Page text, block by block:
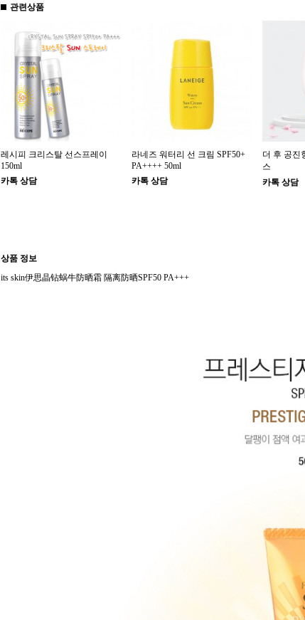
관련상품
레시피 크리스탈 선스프레이
150ml
카톡 상담
라네즈 워터리 선 크림 SPF50+
PA++++ 50ml
카톡 상담
더 후 공진
스
카톡 상담
상품 정보
its skin伊思晶钻蜗牛防晒霜 隔离防晒SPF50 PA+++